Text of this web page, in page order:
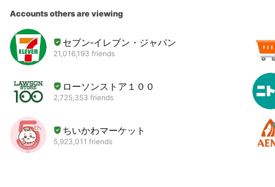
Accounts others are viewing
セブン‐イレブン・ジャパン
21,016,193 friends
ローソンストア１００
2,725,353 friends
ちいかわマーケット
5,923,011 friends